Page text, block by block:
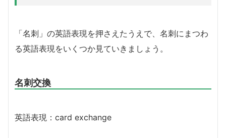
「名刺」の英語表現を押さえたうえで、名刺にまつわ
る英語表現をいくつか見ていきましょう。
名刺交換
英語表現：card exchange